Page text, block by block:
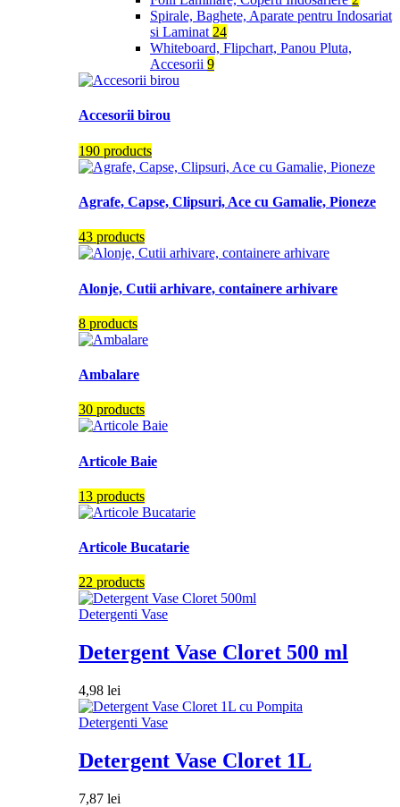
Spirale, Baghete, Aparate pentru Indosariat
si Laminat 24
Whiteboard, Flipchart, Panou Pluta,
Accesorii 9
Accesorii birou
190 products
Agrafe, Capse, Clipsuri, Ace cu Gamalie, Pioneze
43 products
Alonje, Cutii arhivare, containere arhivare
8 products
Ambalare
30 products
Articole Baie
13 products
Articole Bucatarie
22 products
Detergenti Vase
Detergent Vase Cloret 500 ml
4,98 lei
Detergenti Vase
Detergent Vase Cloret 1L
7,87 lei